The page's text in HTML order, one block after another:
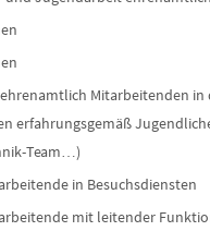
Mitarbeitenden in
erfahrungsgemäß
Team…)
in Besuchsdiensten
mit leitender